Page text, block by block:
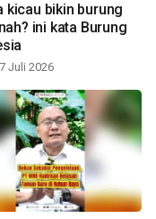
kicau bikin burung
ini kata Burung
Juli 2026